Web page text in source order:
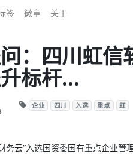
签 徽章 关于
：四川虹信
标杆...
企业 四川 入选 重点 虹
务云”入选国资委国有重点企业